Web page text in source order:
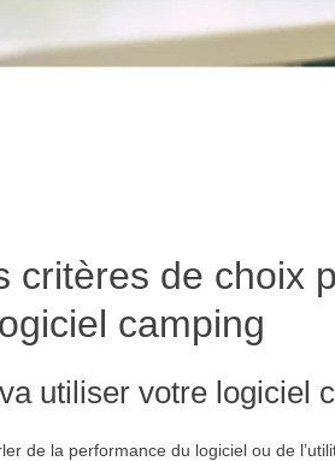
critères de choix
camping
utiliser votre logiciel
de la performance du logiciel ou de